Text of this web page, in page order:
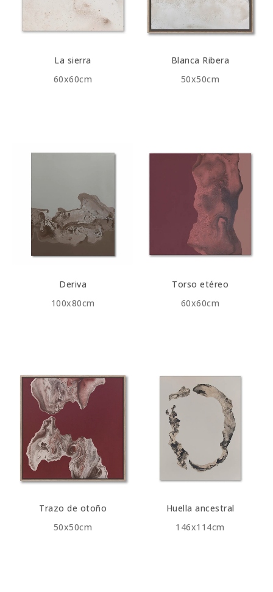
60x60cm
La sierra
50x50cm
Blanca Ribera
100x80cm
Deriva
60x60cm
Torso etéreo
50x50cm
Trazo de otoño
146x114cm
Huella ancestral